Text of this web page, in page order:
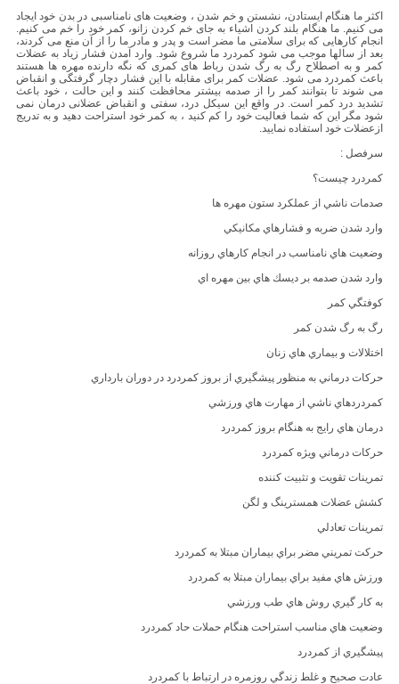
اكثر ما هنگام ایستادن، نشستن و خم شدن ، وضعیت های نامناسبی در بدن خود ایجاد
می كنیم. ما هنگام بلند كردن اشیاء به جای خم كردن زانو، كمر خود را خم می كنیم.
انجام كارهایی كه برای سلامتی ما مضر است و پدر و مادر ما را از آن منع می كردند،
بعد از سالها موجب می شود كمردرد ما شروع شود. وارد آمدن فشار زیاد به عضلات
كمر و به اصطلاح رگ به رگ شدن رباط های كمری كه نگه دارنده مهره ها هستند
باعث كمردرد می شود. عضلات كمر برای مقابله با این فشار دچار گرفتگی و انقباض
می شوند تا بتوانند كمر را از صدمه بیشتر محافظت كنند و این حالت ، خود باعث
تشدید درد كمر است. در واقع این سیكل درد، سفتی و انقباض عضلانی درمان نمی
شود مگر این كه شما فعالیت خود را كم كنید ، به كمر خود استراحت دهید و به تدریج
ازعضلات خود استفاده نمایید.
سرفصل :
كمردرد چيست؟
صدمات ناشي از عملكرد ستون مهره ها
وارد شدن ضربه و فشارهاي مكانيكي
وضعيت هاي نامناسب در انجام كارهاي روزانه
وارد شدن صدمه بر ديسك هاي بين مهره اي
كوفتگي كمر
رگ به رگ شدن كمر
اختلالات و بيماري هاي زنان
حركات درماني به منظور پيشگيري از بروز كمردرد در دوران بارداري
كمردردهاي ناشي از مهارت هاي ورزشي
درمان هاي رايج به هنگام بروز كمردرد
حركات درماني ويژه كمردرد
تمرينات تقويت و تثبيت كننده
كشش عضلات همسترينگ و لگن
تمرينات تعادلي
حركت تمريني مضر براي بيماران مبتلا به كمردرد
ورزش هاي مفيد براي بيماران مبتلا به كمردرد
به كار گيري روش هاي طب ورزشي
وضعيت هاي مناسب استراحت هنگام حملات حاد كمردرد
پيشگيري از كمردرد
عادت صحيح و غلط زندگي روزمره در ارتباط با كمردرد